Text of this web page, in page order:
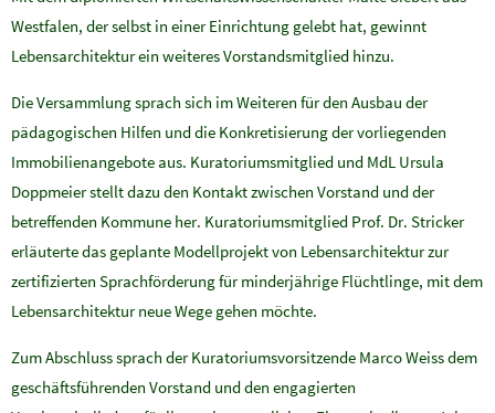
Westfalen, der selbst in einer Einrichtung gelebt hat, gewinnt
Lebensarchitektur ein weiteres Vorstandsmitglied hinzu.
Die Versammlung sprach sich im Weiteren für den Ausbau der
pädagogischen Hilfen und die Konkretisierung der vorliegenden
Immobilienangebote aus. Kuratoriumsmitglied und MdL Ursula
Doppmeier stellt dazu den Kontakt zwischen Vorstand und der
betreffenden Kommune her. Kuratoriumsmitglied Prof. Dr. Stricker
erläuterte das geplante Modellprojekt von Lebensarchitektur zur
zertifizierten Sprachförderung für minderjährige Flüchtlinge, mit dem
Lebensarchitektur neue Wege gehen möchte.
Zum Abschluss sprach der Kuratoriumsvorsitzende Marco Weiss dem
geschäftsführenden Vorstand und den engagierten